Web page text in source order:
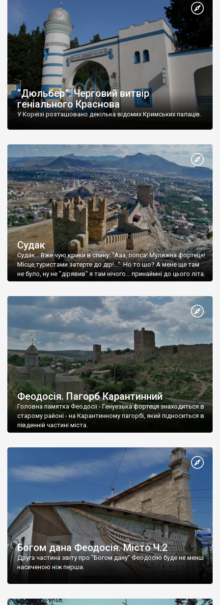
“Дюльбер”. Черговий витвір
геніального Краснова
У Кореїзі розташовано декілька відомих Кримських палаців.
Судак
Судак... Вже чую крики в спину: "Ааа, попса! Муляжна фортеця!
Місце,туристами затерте до дір!..." Но то шо? А мене ще там
не було, ну не "дірявив" я там нічого... принаймні до цього літа.
Феодосія. Пагорб Карантинний
Головна памятка Феодосії - Генуезька фортеця знаходиться в
старому районі - на Карантинному пагорбі, який підноситься в
південній частині міста.
Богом дана Феодосія. Місто Ч.2
Друга частина звіту про "Богом дану" Феодосію буде не менш
насиченою ніж перша.